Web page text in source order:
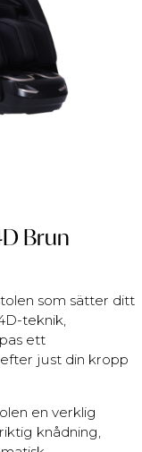
Brun
som sätter ditt
teknik,
ett
just din kropp
en verklig
knådning,